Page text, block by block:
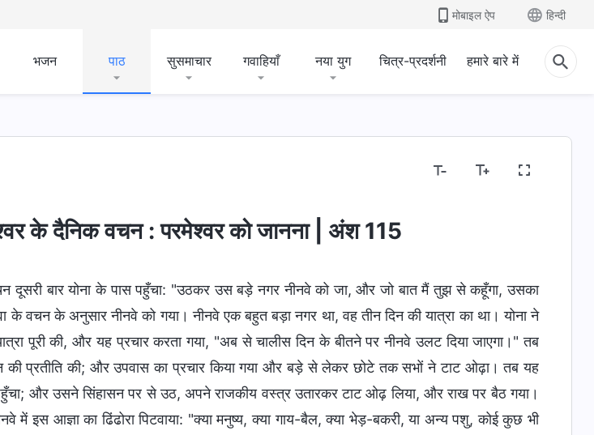
मोबाइल ऐप हिन्दी
भजन पाठ सुसमाचार गवाहियाँ नया युग चित्र-प्रदर्शनी हमारे बारे में
के दैनिक वचन : परमेश्वर को जानना | अंश 115
दूसरी बार योना के पास पहुँचा: "उठकर उस बड़े नगर नीनवे को जा, और जो बात मैं तुझ से कहूँगा, उसका
के वचन के अनुसार नीनवे को गया। नीनवे एक बहुत बड़ा नगर था, वह तीन दिन की यात्रा का था। योना ने
पूरी की, और यह प्रचार करता गया, "अब से चालीस दिन के बीतने पर नीनवे उलट दिया जाएगा।" तब
की प्रतीति की; और उपवास का प्रचार किया गया और बड़े से लेकर छोटे तक सभों ने टाट ओढ़ा। तब यह
और उसने सिंहासन पर से उठ, अपने राजकीय वस्त्र उतारकर टाट ओढ़ लिया, और राख पर बैठ गया।
में इस आज्ञा का ढिंढोरा पिटवाया: "क्या मनुष्य, क्या गाय-बैल, क्या भेड़-बकरी, या अन्य पशु, कोई कुछ भी